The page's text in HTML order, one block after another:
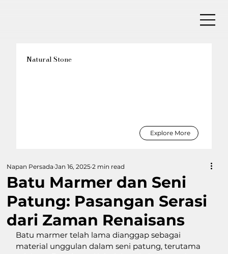
Batu Marmer dan Seni
Patung: Pasangan Serasi
dari Zaman Renaisans
Napan Persada Jan 16, 2025 2 min read
Batu marmer telah lama dianggap sebagai
material unggulan dalam seni patung, terutama
Natural Stone
Explore More